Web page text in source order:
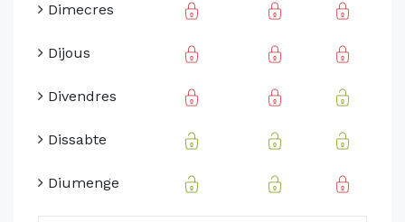
Dimecres
Dijous
Divendres
Dissabte
Diumenge